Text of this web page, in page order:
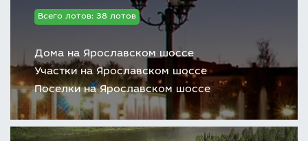
Всего лотов: 38 лотов
Дома на Ярославском шоссе
Участки на Ярославском шоссе
Поселки на Ярославском шоссе